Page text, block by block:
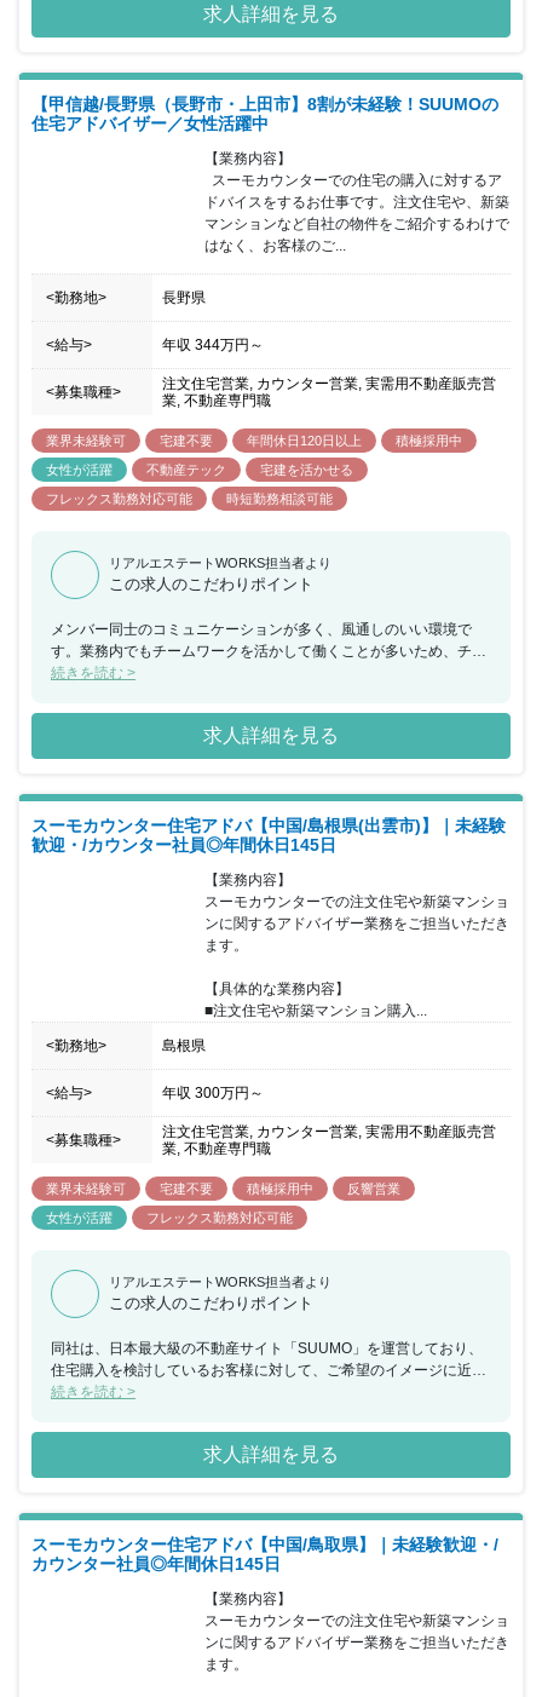
求人詳細を見る
【甲信越/長野県（長野市・上田市】8割が未経験！SUUMOの
住宅アドバイザー／女性活躍中
【業務内容】
ドバイスをするお仕事です。注文住宅や、新築
マンションなど自社の物件をご紹介するわけで
はなく、お客様のご...
<勤務地> 長野県
<給与> 年収 344万円 ～
<募集職種>
注文住宅営業, カウンター営業, 実需用不動産販売営
業, 不動産専門職
業界未経験可 宅建不要 年間休日120日以上
積極採用中
女性が活躍
不動産テック
宅建を活かせる
フレックス勤務対応可能
時短勤務相談可能
リアルエステートWORKS担当者より
この求人のこだわりポイント
メンバー同士のコミュニケーションが多く、風通しのいい環境で
す。業務内でもチームワークを活かして働くことが多いため、チー
ムで何かを成し遂げたいと考えている方におススメの求人です。ま
制度など女性のライフイベントにも沿った制度が整っております。
続きを読む >
求人詳細を見る
スーモカウンター住宅アドバ【中国/島根県(出雲市)】｜未経験
歓迎・/カウンター社員◎年間休日145日
【業務内容】
スーモカウンターでの注文住宅や新築マンショ
ンに関するアドバイザー業務をご担当いただき
ます。
【具体的な業務内容】
■注文住宅や新築マンション購入...
<勤務地> 島根県
<給与> 年収 300万円 ～
<募集職種>
注文住宅営業, カウンター営業, 実需用不動産販売営
業, 不動産専門職
業界未経験可 宅建不要 積極採用中
反響営業
女性が活躍
フレックス勤務対応可能
リアルエステートWORKS担当者より
この求人のこだわりポイント
同社は、日本最大級の不動産サイト「SUUMO」を運営しており、
住宅購入を検討しているお客様に対して、ご希望のイメージに近い
住宅・マンションを提供できるハウスメーカーや工務店を無料でご
回、福岡県にてスーモカウンターでの注文住宅や新築マンションに
関するアドバイザー業務をご担当いただける方を募集することとな
りました。お客様はご予約の上来店されるため、1組ごとに2時間程
間に必ずチームで相談する時間を設けているため、不動産未経験の
方でも安心をいただけるような環境であり、チームで協力をしなが
らお客様に向き合いご提案することが可能です。20代～40 代前半
果が出た場合などは、『MVP』『MVT』として表彰を受け、事業の
施策として反映されることもあります。半期毎に紹介数・契約率・
カスタマーアンケートなどを総合的に振り返り、強みを評価し、弱
みは克服方法を一緒に考えています。チームで目標設定の上、達成
続きを読む >
求人詳細を見る
スーモカウンター住宅アドバ【中国/鳥取県】｜未経験歓迎・/
カウンター社員◎年間休日145日
【業務内容】
スーモカウンターでの注文住宅や新築マンショ
ンに関するアドバイザー業務をご担当いただき
ます。